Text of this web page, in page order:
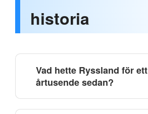
historia
Vad hette Ryssland för ett
årtusende sedan?